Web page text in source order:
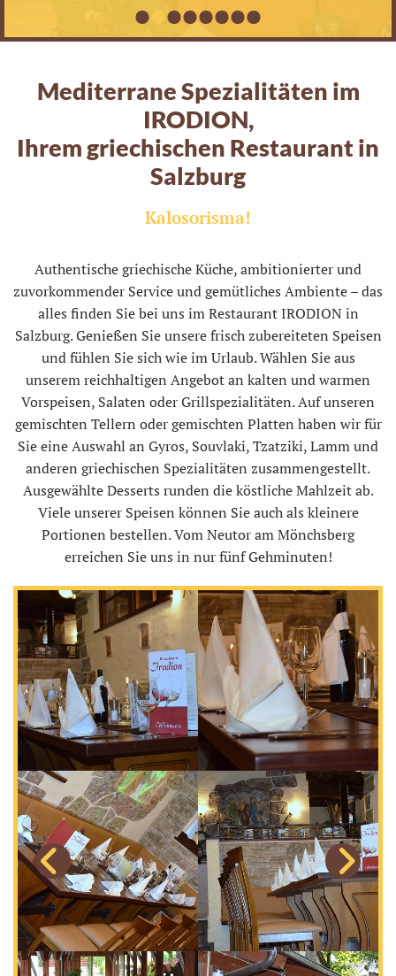
Mediterrane Spezialitäten im
IRODION,
Ihrem griechischen Restaurant in
Salzburg
Kalosorisma!
Authentische griechische Küche, ambitionierter und
zuvorkommender Service und gemütliches Ambiente – das
alles finden Sie bei uns im Restaurant IRODION in
Salzburg. Genießen Sie unsere frisch zubereiteten Speisen
und fühlen Sie sich wie im Urlaub. Wählen Sie aus
unserem reichhaltigen Angebot an kalten und warmen
Vorspeisen, Salaten oder Grillspezialitäten. Auf unseren
gemischten Tellern oder gemischten Platten haben wir für
Sie eine Auswahl an Gyros, Souvlaki, Tzatziki, Lamm und
anderen griechischen Spezialitäten zusammengestellt.
Ausgewählte Desserts runden die köstliche Mahlzeit ab.
Viele unserer Speisen können Sie auch als kleinere
Portionen bestellen. Vom Neutor am Mönchsberg
erreichen Sie uns in nur fünf Gehminuten!